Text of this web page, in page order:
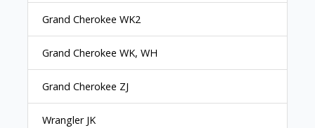
Grand Cherokee WK2
Grand Cherokee WK, WH
Grand Cherokee ZJ
Wrangler JK